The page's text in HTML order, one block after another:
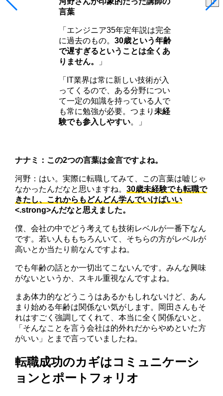
言葉
「エンジニア35年定年説は完全
に過去のもの。30歳という年齢
で遅すぎるということは全くあ
りません。
」
「IT業界は常に新しい技術が入
ってくるので、ある分野につい
て一定の知識を持っている人で
も常に勉強が必要。つまり未経
験でも参入しやすい。」
ナナミ：この2つの言葉は金言ですよね。
河野：はい。実際に転職してみて、この言葉は嘘じゃ
なかったんだなと思いますね。30歳未経験でも転職で
きたし、これからもどんどん学んでいけばいい
<.strong>んだなと思えました。
僕、会社の中でどう考えても技術レベルが一番下なん
です。若い人ももちろんいて、そちらの方がレベルが
高いとか当たり前なんですよね。
でも年齢の話とか一切出てこないんです。みんな興味
がないというか、スキル重視なんですよね。
まあ体力的などうこうはあるかもしれないけど、あん
まり始める年齢は関係ない気がします。岡田さんもそ
れはすごく強調してくれて、本当に全く関係ないと。
「そんなことを言う会社は的外れだからやめといた方
がいい」とまで言っていましたね。
転職成功のカギはコミュニケーシ
ョンとポートフォリオ